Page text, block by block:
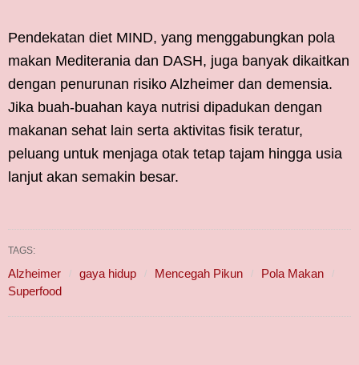
Pendekatan diet MIND, yang menggabungkan pola
makan Mediterania dan DASH, juga banyak dikaitkan
dengan penurunan risiko Alzheimer dan demensia.
Jika buah-buahan kaya nutrisi dipadukan dengan
makanan sehat lain serta aktivitas fisik teratur,
peluang untuk menjaga otak tetap tajam hingga usia
lanjut akan semakin besar.
TAGS:
Alzheimer gaya hidup Mencegah Pikun
Pola Makan
Superfood